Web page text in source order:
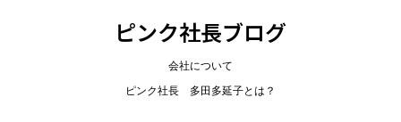
ピンク社長ブログ
会社について
ピンク社長 多田多延子とは？